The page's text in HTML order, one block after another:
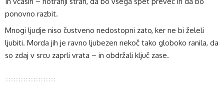
ponovno razbit.
Mnogi ljudje niso čustveno nedostopni zato, ker ne bi želeli
ljubiti. Morda jih je ravno ljubezen nekoč tako globoko ranila, da
so zdaj v srcu zaprli vrata – in obdržali ključ zase.